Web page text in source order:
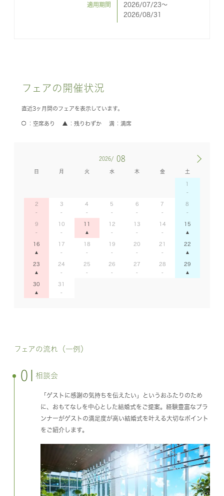
適用期間
2026/07/23〜
2026/08/31
フェアの開催状況
直近3ヶ月間のフェアを表示しています。
空席あり 残りわずか 満席
2026/ 08
日 月 火 水 木 金 土
1
2 3 4 5 6 7 8
9 10 11 12 13 14 15
16 17 18 19 20 21 22
23 24 25 26 27 28 29
30 31
フェアの流れ（一例）
01 相談会
「ゲストに感謝の気持ちを伝えたい」というおふたりのため
に、おもてなしを中心とした結婚式をご提案。経験豊富なプラ
ンナーがゲストの満足度が高い結婚式を叶える大切なポイント
をご紹介します。